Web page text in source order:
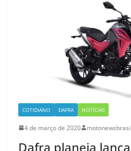
COTIDIANO DAFRA NOTÍCIAS
4 de março de 2020 motonewsbrasil
Dafra planeja